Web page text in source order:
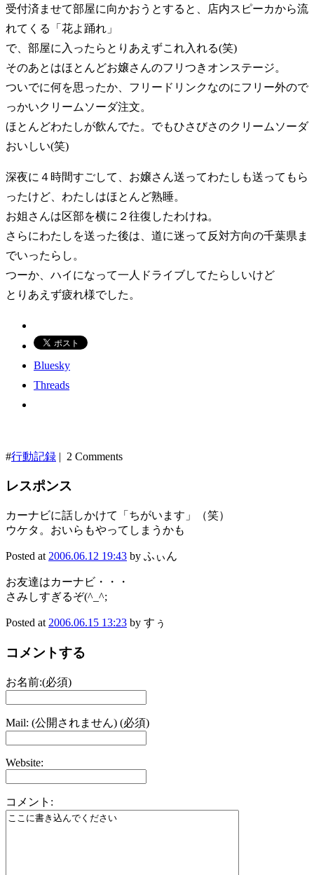
受付済ませて部屋に向かおうとすると、店内スピーカから流
れてくる「花よ踊れ」
で、部屋に入ったらとりあえずこれ入れる(笑)
そのあとはほとんどお嬢さんのフリつきオンステージ。
ついでに何を思ったか、フリードリンクなのにフリー外ので
っかいクリームソーダ注文。
ほとんどわたしが飲んでた。でもひさびさのクリームソーダ
おいしい(笑)
深夜に４時間すごして、お嬢さん送ってわたしも送ってもら
ったけど、わたしはほとんど熟睡。
お姐さんは区部を横に２往復したわけね。
さらにわたしを送った後は、道に迷って反対方向の千葉県ま
でいったらし。
つーか、ハイになって一人ドライブしてたらしいけど
とりあえず疲れ様でした。
Bluesky
Threads
#行動記録 | 2 Comments
レスポンス
カーナビに話しかけて「ちがいます」（笑）
ウケタ。おいらもやってしまうかも
Posted at 2006.06.12 19:43 by ふぃん
お友達はカーナビ・・・
さみしすぎるぞ(^_^;
Posted at 2006.06.15 13:23 by すぅ
コメントする
お名前:(必須)
Mail: (公開されません) (必須)
Website:
コメント: